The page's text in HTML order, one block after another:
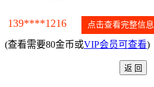
139****1216 点击查看完整信息
(查看需要80金币或VIP会员可查看)